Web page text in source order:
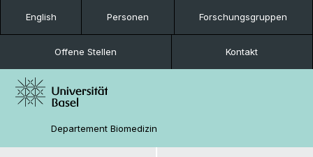
English Personen Forschungsgruppen
Offene Stellen Kontakt
Departement Biomedizin